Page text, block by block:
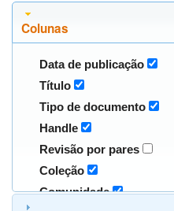
Colunas
Data de publicação
Título
Tipo de documento
Handle
Revisão por pares
Coleção
Comunidade